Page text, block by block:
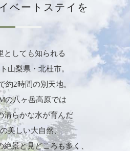
ベートステイを
としても知られる
山梨県・北杜市。
約2時間の別天地。
の八ヶ岳高原では
清らかな水が育んだ
美しい大自然、
景と見どころも多く、